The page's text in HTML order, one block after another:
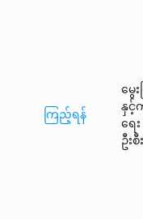
ကြည့်ရန်
မွေး
နှ
ရေး
ဦးစီ